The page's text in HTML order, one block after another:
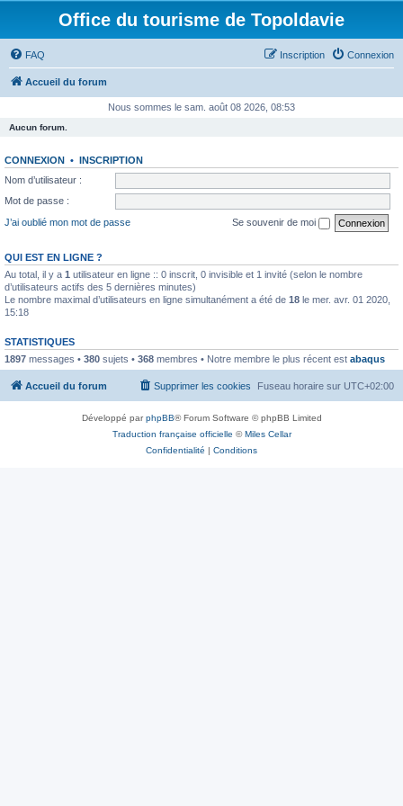
Office du tourisme de Topoldavie
FAQ Connexion
Inscription
Accueil du forum
Nous sommes le sam. août 08 2026, 08:53
Aucun forum.
CONNEXION • INSCRIPTION
Nom d’utilisateur :
Mot de passe :
J’ai oublié mon mot de passe
Se souvenir de moi
QUI EST EN LIGNE ?
Au total, il y a 1 utilisateur en ligne :: 0 inscrit, 0 invisible et 1 invité (selon le nombre
d’utilisateurs actifs des 5 dernières minutes)
Le nombre maximal d’utilisateurs en ligne simultanément a été de 18 le mer. avr. 01 2020,
15:18
STATISTIQUES
1897 messages • 380 sujets • 368 membres • Notre membre le plus récent est abaqus
Accueil du forum Fuseau horaire sur UTC+02:00
Supprimer les cookies
Développé parphpBB® Forum Software © phpBB Limited
Traduction française officielle ©Miles Cellar
Confidentialité | Conditions